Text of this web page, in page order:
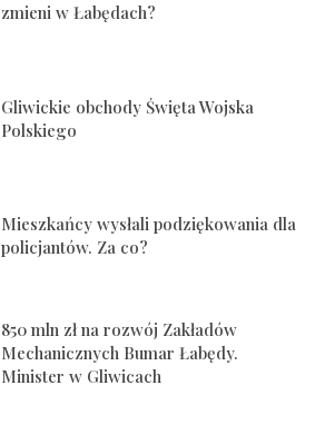
zmieni w Łabędach?
Gliwickie obchody Święta Wojska
Polskiego
Mieszkańcy wysłali podziękowania dla
policjantów. Za co?
850 mln zł na rozwój Zakładów
Mechanicznych Bumar Łabędy.
Minister w Gliwicach